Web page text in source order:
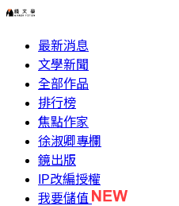
最新消息
文學新聞
全部作品
排行榜
焦點作家
徐淑卿專欄
鏡出版
IP改編授權
我要儲值